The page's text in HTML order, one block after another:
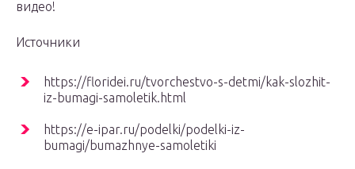
видео!
Источники
https://floridei.ru/tvorchestvo-s-detmi/kak-slozhit-
iz-bumagi-samoletik.html
https://e-ipar.ru/podelki/podelki-iz-
bumagi/bumazhnye-samoletiki